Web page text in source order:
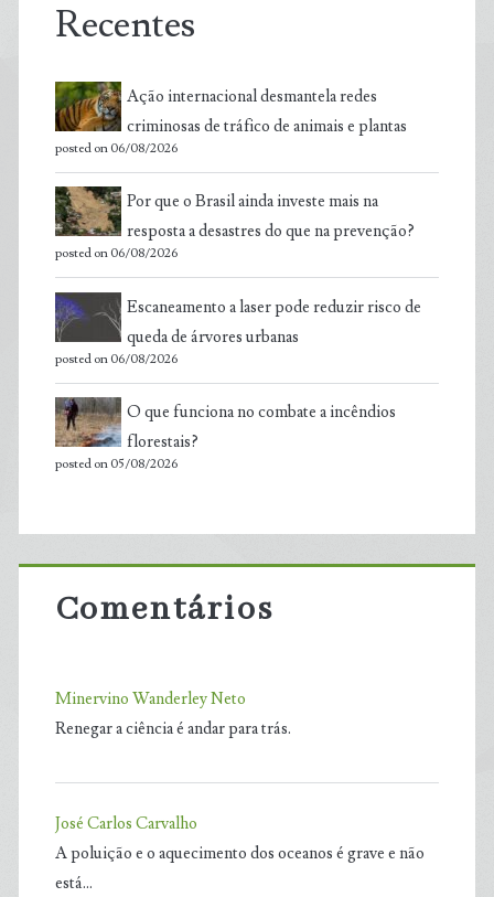
Recentes
Ação internacional desmantela redes
criminosas de tráfico de animais e plantas
posted on 06/08/2026
Por que o Brasil ainda investe mais na
resposta a desastres do que na prevenção?
posted on 06/08/2026
Escaneamento a laser pode reduzir risco de
queda de árvores urbanas
posted on 06/08/2026
O que funciona no combate a incêndios
florestais?
posted on 05/08/2026
Comentários
Minervino Wanderley Neto
Renegar a ciência é andar para trás.
José Carlos Carvalho
A poluição e o aquecimento dos oceanos é grave e não
está…